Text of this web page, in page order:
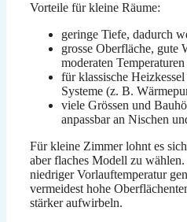
Vorteile für kleine Räume:
geringe Tiefe, dadurch
grosse Oberfläche, gute
moderaten Temperaturen
für klassische
Systeme (z. B.
viele Grössen und
anpassbar an Nischen
Für kleine Zimmer lohnt es
aber flaches Modell zu
niedriger Vorlauftemperatur
vermeidest hohe
stärker aufwirbeln.